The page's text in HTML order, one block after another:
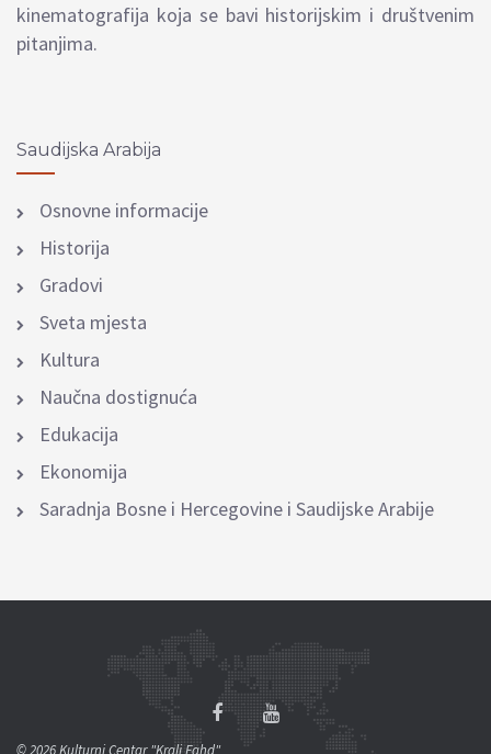
kinematografija koja se bavi historijskim i društvenim
pitanjima.
Saudijska Arabija
Osnovne informacije
Historija
Gradovi
Sveta mjesta
Kultura
Naučna dostignuća
Edukacija
Ekonomija
Saradnja Bosne i Hercegovine i Saudijske Arabije
© 2026 Kulturni Centar "Kralj Fahd"